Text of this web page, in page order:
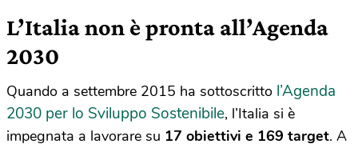
L’Italia non è pronta all’Agenda
2030
Quando a settembre 2015 ha sottoscritto l’Agenda
2030 per lo Sviluppo Sostenibile, l’Italia si è
impegnata a lavorare su 17 obiettivi e 169 target. A